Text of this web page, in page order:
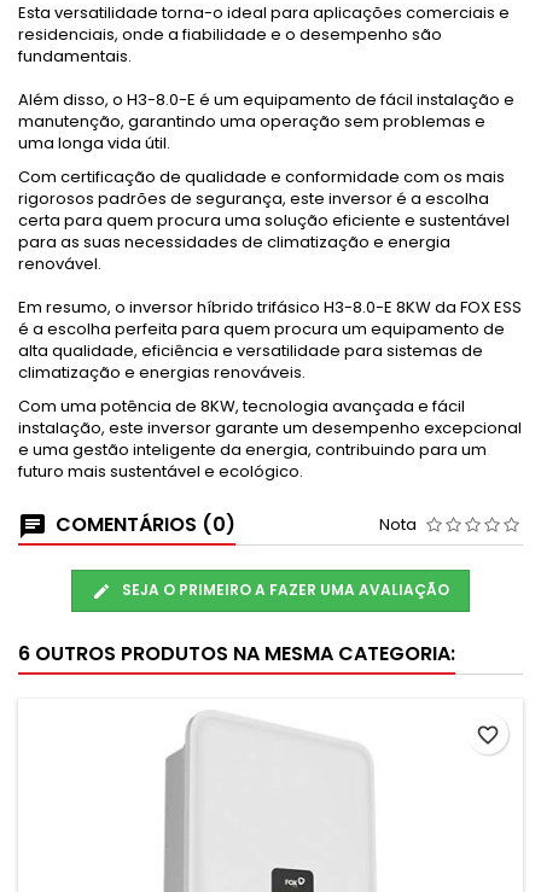
Esta versatilidade torna-o ideal para aplicações comerciais e
residenciais, onde a fiabilidade e o desempenho são
fundamentais.
Além disso, o H3-8.0-E é um equipamento de fácil instalação e
manutenção, garantindo uma operação sem problemas e
uma longa vida útil.
Com certificação de qualidade e conformidade com os mais
rigorosos padrões de segurança, este inversor é a escolha
certa para quem procura uma solução eficiente e sustentável
para as suas necessidades de climatização e energia
renovável.
Em resumo, o inversor híbrido trifásico H3-8.0-E 8KW da FOX ESS
é a escolha perfeita para quem procura um equipamento de
alta qualidade, eficiência e versatilidade para sistemas de
climatização e energias renováveis.
Com uma potência de 8KW, tecnologia avançada e fácil
instalação, este inversor garante um desempenho excepcional
e uma gestão inteligente da energia, contribuindo para um
futuro mais sustentável e ecológico.
COMENTÁRIOS (0) Nota
SEJA O PRIMEIRO A FAZER UMA AVALIAÇÃO
6 OUTROS PRODUTOS NA MESMA CATEGORIA:
favorite_border